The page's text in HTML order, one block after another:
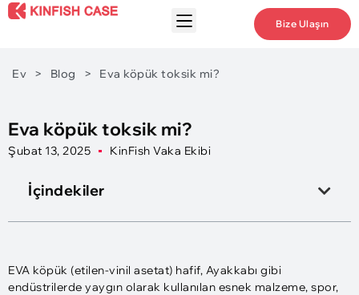
Bize Ulaşın
Ev > Blog > Eva köpük toksik mi?
Eva köpük toksik mi?
Şubat 13, 2025 KinFish Vaka Ekibi
İçindekiler
EVA köpük (etilen-vinil asetat) hafif, Ayakkabı gibi
endüstrilerde yaygın olarak kullanılan esnek malzeme, spor,